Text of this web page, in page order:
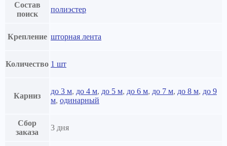
Состав
поиск
полиэстер
Крепление шторная лента
Количество 1 шт
Карниз
до 3 м, до 4 м, до 5 м, до 6 м, до 7 м, до 8 м, до 9
м, одинарный
Сбор
заказа
3 дня